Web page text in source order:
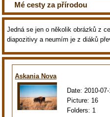
Mé cesty za přírodou
Jedná se jen o několik obrázků z
diapozitivy a neumím je z diáků
Askania Nova
Date: 2010-
Picture: 16
Folders: 1